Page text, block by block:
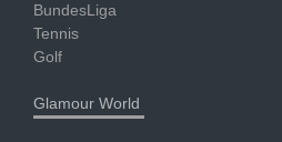
BundesLiga
Tennis
Golf
Glamour World